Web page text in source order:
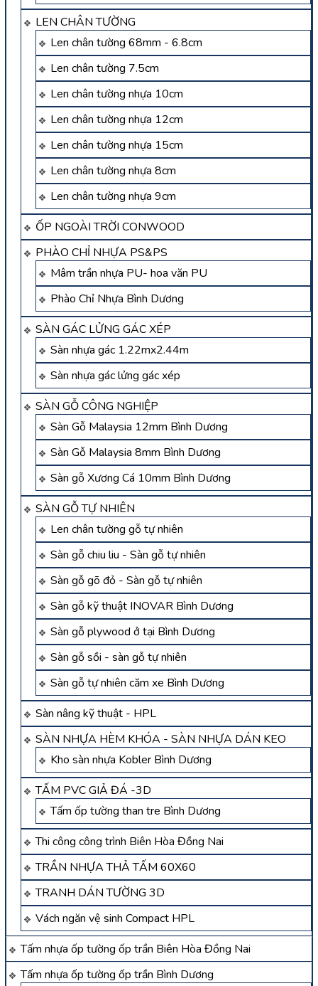
LEN CHÂN TƯỜNG
Len chân tường 68mm - 6.8cm
Len chân tường 7.5cm
Len chân tường nhựa 10cm
Len chân tường nhựa 12cm
Len chân tường nhựa 15cm
Len chân tường nhựa 8cm
Len chân tường nhựa 9cm
ỐP NGOÀI TRỜI CONWOOD
PHÀO CHỈ NHỰA PS&PS
Mâm trần nhựa PU- hoa văn PU
Phào Chỉ Nhựa Bình Dương
SÀN GÁC LỬNG GÁC XÉP
Sàn nhựa gác 1.22mx2.44m
Sàn nhựa gác lửng gác xép
SÀN GỖ CÔNG NGHIỆP
Sàn Gỗ Malaysia 12mm Bình Dương
Sàn Gỗ Malaysia 8mm Bình Dương
Sàn gỗ Xương Cá 10mm Bình Dương
SÀN GỖ TỰ NHIÊN
Len chân tường gỗ tự nhiên
Sàn gỗ chiu liu - Sàn gỗ tự nhiên
Sàn gỗ gõ đỏ - Sàn gỗ tự nhiên
Sàn gỗ kỹ thuật INOVAR Bình Dương
Sàn gỗ plywood ở tại Bình Dương
Sàn gỗ sồi - sàn gỗ tự nhiên
Sàn gỗ tự nhiên căm xe Bình Dương
Sàn nâng kỹ thuật - HPL
SÀN NHỰA HÈM KHÓA - SÀN NHỰA DÁN KEO
Kho sàn nhựa Kobler Bình Dương
TẤM PVC GIẢ ĐÁ -3D
Tấm ốp tường than tre Bình Dương
Thi công công trình Biên Hòa Đồng Nai
TRẦN NHỰA THẢ TẤM 60X60
TRANH DÁN TƯỜNG 3D
Vách ngăn vệ sinh Compact HPL
Tấm nhựa ốp tường ốp trần Biên Hòa Đồng Nai
Tấm nhựa ốp tường ốp trần Bình Dương